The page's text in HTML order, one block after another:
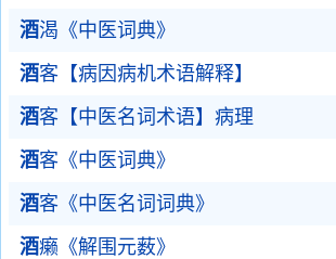
酒渴《中医词典》
酒客【病因病机术语解释】
酒客【中医名词术语】病理
酒客《中医词典》
酒客《中医名词词典》
酒癞《解围元薮》